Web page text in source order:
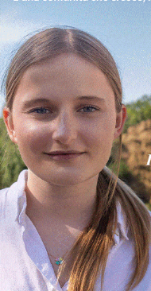
Più lette
Figline Incisa Valdarno
Piscina di Figline
Pnrr, il gruppo di
ringraziamento al
Cronaca 4 Agosto 2026
Un anno fa la
Gianni, Giulia e
processo, lo stop